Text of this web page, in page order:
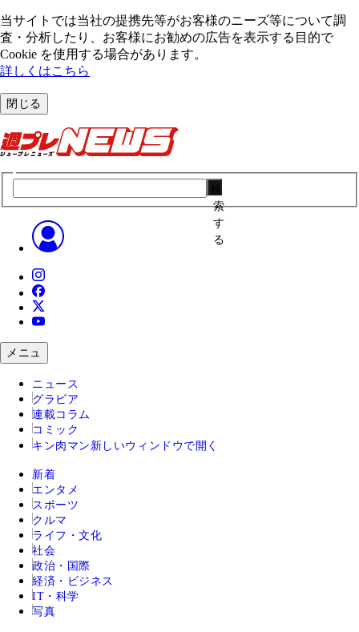
当サイトでは当社の提携先等がお客様のニーズ等について調
査・分析したり、お客様にお勧めの広告を表⽰する⽬的で
Cookie を使⽤する場合があります。
詳しくはこちら
閉じる
索
す
る
メニュ
ニュース
グラビア
連載コラム
コミック
キン肉マン 新しいウィンドウで開く
新着
エンタメ
スポーツ
クルマ
ライフ・文化
社会
政治・国際
経済・ビジネス
IT・科学
写真